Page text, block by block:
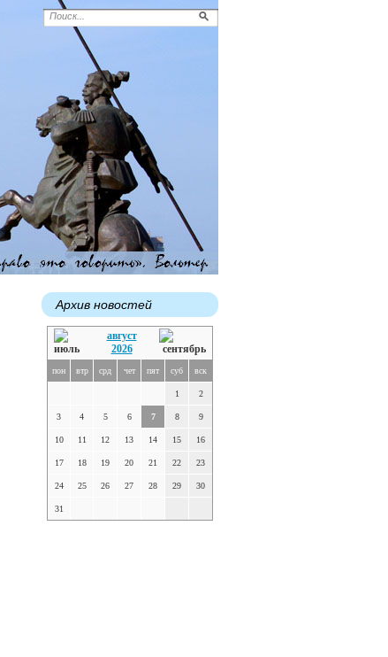
Архив новостей
август
2026
пон втр срд чет пят суб вск
1 2
3 4 5 6 7 8 9
10 11 12 13 14 15 16
17 18 19 20 21 22 23
24 25 26 27 28 29 30
31